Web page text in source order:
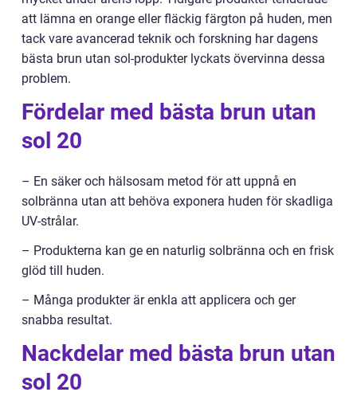
att lämna en orange eller fläckig färgton på huden, men
tack vare avancerad teknik och forskning har dagens
bästa brun utan sol-produkter lyckats övervinna dessa
problem.
Fördelar med bästa brun utan
sol 20
– En säker och hälsosam metod för att uppnå en
solbränna utan att behöva exponera huden för skadliga
UV-strålar.
– Produkterna kan ge en naturlig solbränna och en frisk
glöd till huden.
– Många produkter är enkla att applicera och ger
snabba resultat.
Nackdelar med bästa brun utan
sol 20